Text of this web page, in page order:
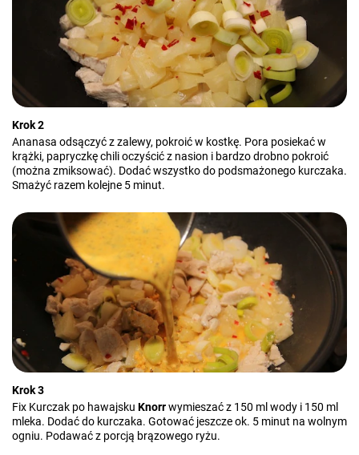
Krok 2
Ananasa odsączyć z zalewy, pokroić w kostkę. Pora posiekać w
krążki, papryczkę chili oczyścić z nasion i bardzo drobno pokroić
(można zmiksować). Dodać wszystko do podsmażonego kurczaka.
Smażyć razem kolejne 5 minut.
Krok 3
Fix Kurczak po hawajsku Knorrwymieszać z 150 ml wody i 150 ml
mleka. Dodać do kurczaka. Gotować jeszcze ok. 5 minut na wolnym
ogniu. Podawać z porcją brązowego ryżu.